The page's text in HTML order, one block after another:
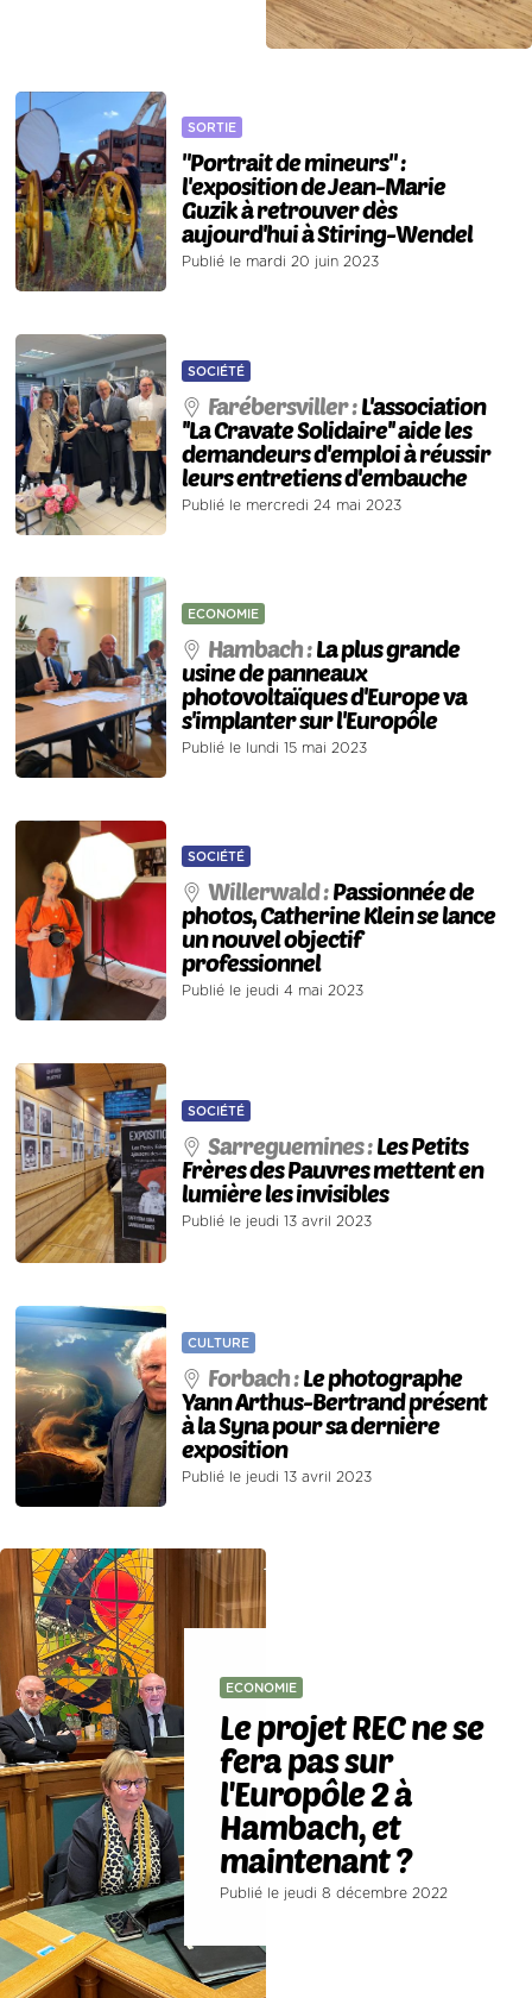
SORTIE
"Portrait de mineurs" :
l'exposition de Jean-Marie
Guzik à retrouver dès
aujourd'hui à Stiring-Wendel
Publié le mardi 20 juin 2023
SOCIÉTÉ
Farébersviller :L'association
''La Cravate Solidaire'' aide les
demandeurs d'emploi à réussir
leurs entretiens d'embauche
Publié le mercredi 24 mai 2023
ECONOMIE
Hambach :La plus grande
usine de panneaux
photovoltaïques d'Europe va
s'implanter sur l'Europôle
Publié le lundi 15 mai 2023
SOCIÉTÉ
Willerwald :Passionnée de
photos, Catherine Klein se lance
un nouvel objectif
professionnel
Publié le jeudi 4 mai 2023
SOCIÉTÉ
Sarreguemines :Les Petits
Frères des Pauvres mettent en
lumière les invisibles
Publié le jeudi 13 avril 2023
CULTURE
Forbach :Le photographe
Yann Arthus-Bertrand présent
à la Syna pour sa dernière
exposition
Publié le jeudi 13 avril 2023
ECONOMIE
Le projet REC ne se
fera pas sur
l'Europôle 2 à
Hambach, et
maintenant ?
Publié le jeudi 8 décembre 2022